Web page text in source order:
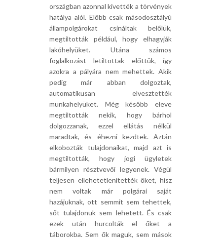
országban azonnal kivették a törvények
hatálya alól. Előbb csak másodosztályú
állampolgárokat csináltak belőlük,
megtiltották például, hogy elhagyják
lakóhelyüket. Utána számos
foglalkozást letiltottak előttük, így
azokra a pályára nem mehettek. Akik
pedig már abban dolgoztak,
automatikusan elvesztették
munkahelyüket. Még később eleve
megtiltották nekik, hogy bárhol
dolgozzanak, ezzel ellátás nélkül
maradtak, és éhezni kezdtek. Aztán
elkobozták tulajdonaikat, majd azt is
megtiltották, hogy jogi ügyletek
bármilyen résztvevői legyenek. Végül
teljesen ellehetetlenítették őket, hisz
nem voltak már polgárai saját
hazájuknak, ott semmit sem tehettek,
sőt tulajdonuk sem lehetett. És csak
ezek után hurcolták el őket a
táborokba. Sem ők maguk, sem mások